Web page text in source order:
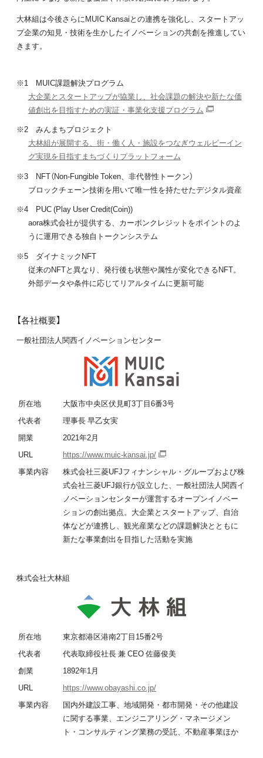
大林組は今後さらにMUIC Kansaiとの連携を強化し、スタートアッ
プ企業の知見・技術を生かしたイノベーションの共創を推進してい
きます。
※1 MUIC課題解決プログラム
大企業とスタートアップが協業し、社会課題の解決や新たな価
値創出を目指すための実証・事業化支援プログラム
※2 みんまちプロジェクト
大林組が展開する、街・働く人・施設をつなぎウェルビーイン
グ実現を目指すまちづくりプラットフォーム
※3 NFT（Non-Fungible Token、非代替性トークン）
ブロックチェーン技術を用いて唯一性を持たせたデジタル資産
※4 PUC (Play User Credit(Coin))
aora株式会社が提供する、カーボンクレジットをポイントのよ
うに運用できる独自トークンシステム
※5 ダイナミックNFT
従来のNFTと異なり、発行後も状態や属性が変化できるNFT。
外部データや条件に応じてリアルタイムに更新可能
【各社概要】
一般社団法人関西イノベーションセンター
所在地
大阪市中央区伏見町3丁目6番3号
代表者
理事長 早乙女実
開業
2021年2月
URL
https://www.muic-kansai.jp/
事業内容
株式会社三菱UFJフィナンシャル・グループおよび株
式会社三菱UFJ銀行が設立した、一般社団法人関西イ
ノベーションセンターが運営するオープンイノベー
ションの創出拠点。大企業とスタートアップ、自治
体などが連携し、観光産業などの課題解決とともに
新たな事業創出を目指した活動を実施
株式会社大林組
所在地
東京都港区港南2丁目15番2号
代表者
代表取締役社長 兼 CEO 佐藤俊美
創業
1892年1月
URL
https://www.obayashi.co.jp/
事業内容
国内外建設工事、地域開発・都市開発・その他建設
に関する事業、エンジニアリング・マネージメン
ト・コンサルティング業務の受託、不動産事業ほか